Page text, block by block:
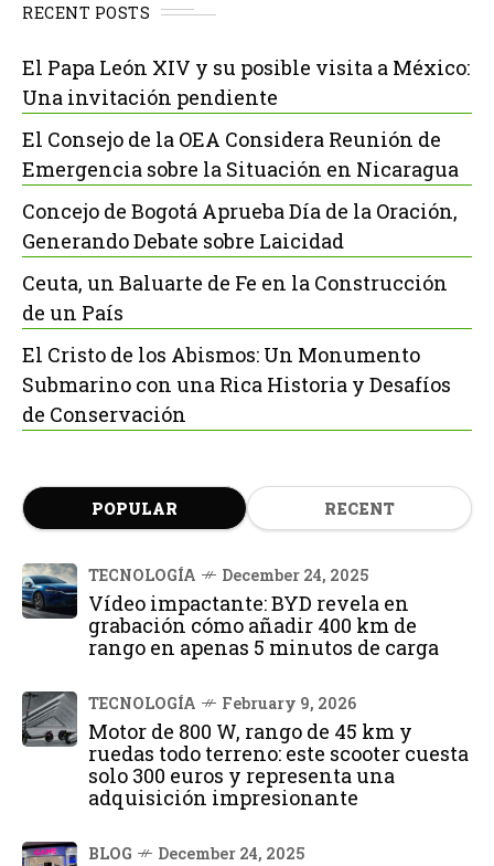
RECENT POSTS
El Papa León XIV y su posible visita a México:
Una invitación pendiente
El Consejo de la OEA Considera Reunión de
Emergencia sobre la Situación en Nicaragua
Concejo de Bogotá Aprueba Día de la Oración,
Generando Debate sobre Laicidad
Ceuta, un Baluarte de Fe en la Construcción
de un País
El Cristo de los Abismos: Un Monumento
Submarino con una Rica Historia y Desafíos
de Conservación
POPULAR RECENT
TECNOLOGÍA December 24, 2025
Vídeo impactante: BYD revela en
grabación cómo añadir 400 km de
rango en apenas 5 minutos de carga
TECNOLOGÍA February 9, 2026
Motor de 800 W, rango de 45 km y
ruedas todo terreno: este scooter cuesta
solo 300 euros y representa una
adquisición impresionante
BLOG December 24, 2025